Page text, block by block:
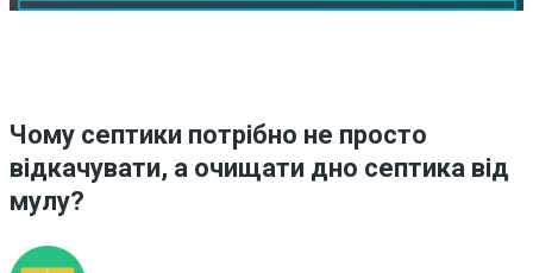
Чому септики потрібно не просто
відкачувати, а очищати дно септика від
мулу?